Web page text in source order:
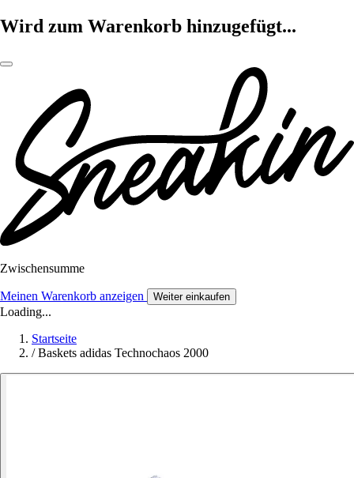
Wird zum Warenkorb hinzugefügt...
Zwischensumme
Meinen Warenkorb anzeigen Weiter einkaufen
Loading...
Startseite
/ Baskets adidas Technochaos 2000